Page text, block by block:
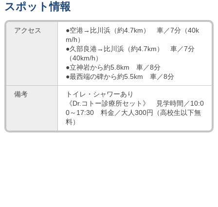
スポット情報
アクセス
●空港→比川浜（約4.7km） 車／7分（40k
m/h）
●久部良港→比川浜（約4.7km） 車／7分
（40km/h）
●立神岩から約5.8km 車／8分
●最西端の碑から約5.5km 車／8分
備考
トイレ・シャワーあり
《Dr.コトー診療所セット》 見学時間／10:0
0～17:30 料金／大人300円（高校生以下無
料）